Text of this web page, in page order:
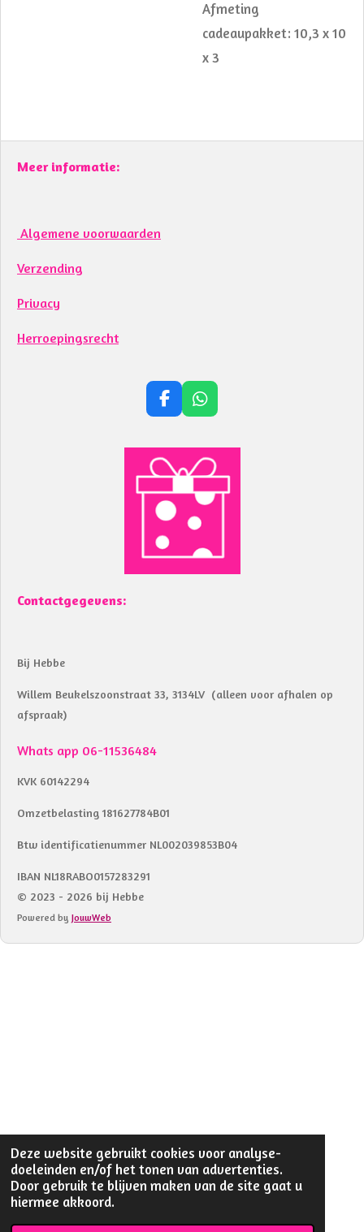
Deze website gebruikt cookies voor analyse-
doeleinden en/of het tonen van advertenties.
Door gebruik te blijven maken van de site gaat u
hiermee akkoord.
Afmeting
cadeaupakket: 10,3 x 10
x 3
Meer informatie:
Algemene voorwaarden
Verzending
Privacy
Herroepingsrecht
F
a
e
b
o
o
k
W
h
t
A
p
p
Contactgegevens:
Bij Hebbe
Willem Beukelszoonstraat 33, 3134LV (alleen voor afhalen op
afspraak)
Whats app 06-11536484
KVK 60142294
Omzetbelasting 181627784B01
Btw identificatienummer NL002039853B04
IBAN NL18RABO0157283291
© 2023 - 2026 bij Hebbe
Powered by JouwWeb